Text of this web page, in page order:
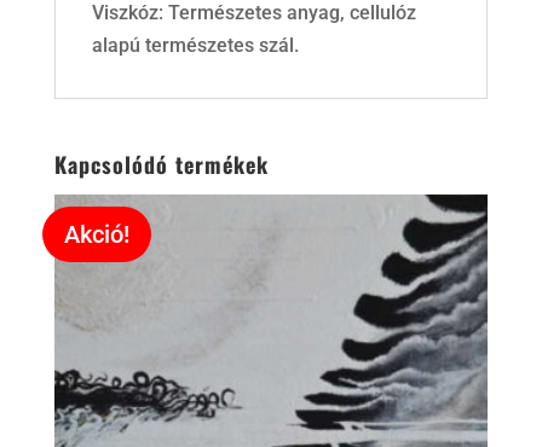
Viszkóz: Természetes anyag, cellulóz
alapú természetes szál.
Kapcsolódó termékek
Akció!